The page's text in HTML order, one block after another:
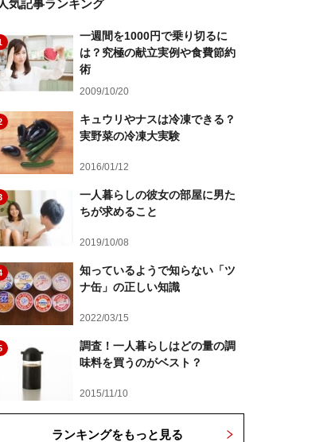
人気記事ランキング
一週間を1000円で乗り切るに
は？究極の献立実例や食費節約
術
2009/10/20
キュウリやナスは冷凍できる？
実野菜の冷凍大実験
2016/01/12
一人暮らしの彼女の部屋に男た
ちが求めること
2019/10/08
知っているようで知らない「ツ
ナ缶」の正しい知識
2022/03/15
調査！一人暮らしはどの量の調
味料を買うのがベスト？
2015/11/10
ランキングをもっと見る